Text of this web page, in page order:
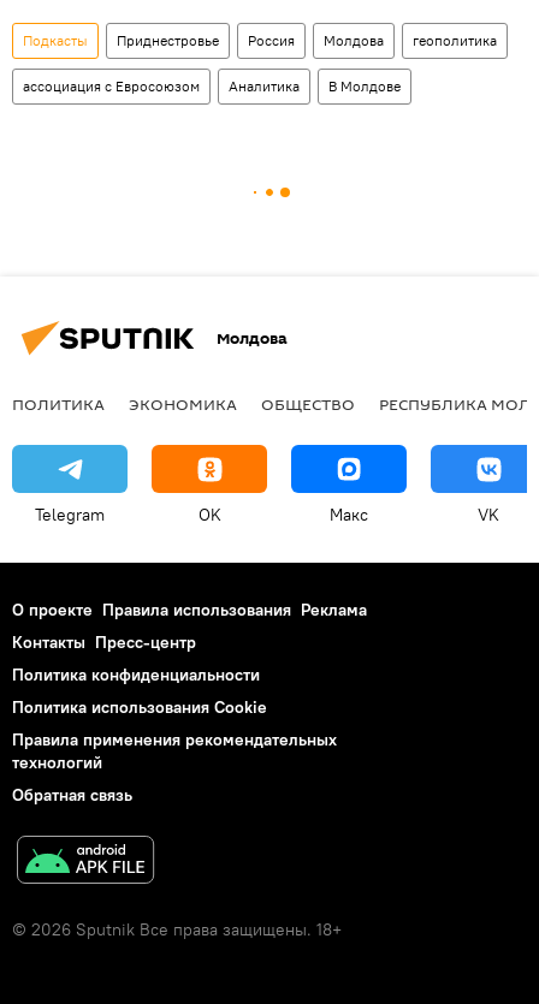
Подкасты Приднестровье Россия Молдова геополитика
ассоциация с Евросоюзом Аналитика В Молдове
Молдова
ПОЛИТИКА ЭКОНОМИКА ОБЩЕСТВО РЕСПУБЛИКА
Telegram OK Макс VK
О проекте Правила использования Реклама
Контакты Пресс-центр
Политика конфиденциальности
Политика использования Cookie
Правила применения рекомендательных
технологий
Обратная связь
© 2026 Sputnik Все права защищены. 18+